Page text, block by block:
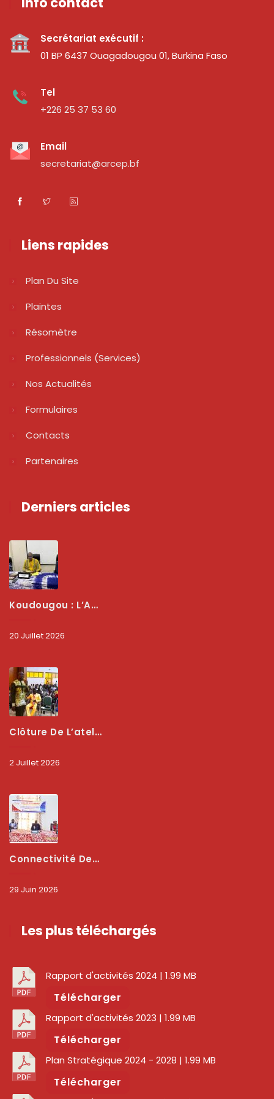
Secrétariat exécutif :
01 BP 6437 Ouagadougou 01, Burkina Faso
Tel
+226 25 37 53 60
Email
secretariat@arcep.bf
Liens rapides
Plan Du Site
Plaintes
Résomètre
Professionnels (services)
Nos Actualités
Formulaires
Contacts
Partenaires
Derniers articles
Koudougou : L’ARCEP Renforce Le Dialogue Avec Les Associations De Consommateurs Pour Mieux Protéger Les Usagers
20 Juillet 2026
Clôture De L’atelier National : L’ARCEP Et Les Collectivités Territoriales Consolident Leur Partenariat Pour Booster La Qualité Des Services Numériques
2 Juillet 2026
Connectivité Des Territoires : L’ARCEP Et Les Collectivités Territoriales Scellent Un Pacte Stratégique À Bobo-Dioulasso Pour Booster La Qualité Des Réseaux
29 Juin 2026
Les plus téléchargés
Rapport d'activités 2024 | 1.99 MB
Télécharger
Rapport d'activités 2023 | 1.99 MB
Télécharger
Plan Stratégique 2024 - 2028 | 1.99 MB
Télécharger